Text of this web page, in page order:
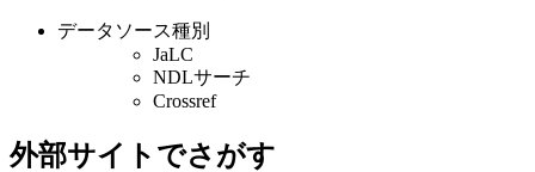
データソース種別
JaLC
NDLサーチ
Crossref
外部サイトでさがす